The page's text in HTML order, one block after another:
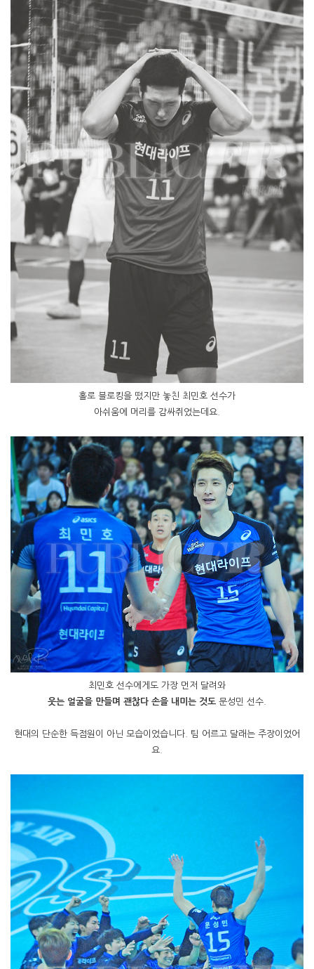
홀로 블로킹을 떴지만 놓친 최민호 선수가
아쉬움에 머리를 감싸쥐었는데요.
최민호 선수에게도 가장 먼저 달려와
웃는 얼굴을 만들며 괜찮다 손을 내미는 것도 문성민 선수.
현대의 단순한 득점원이 아닌 모습이었습니다. 팀 어르고 달래는 주장이었어
요.